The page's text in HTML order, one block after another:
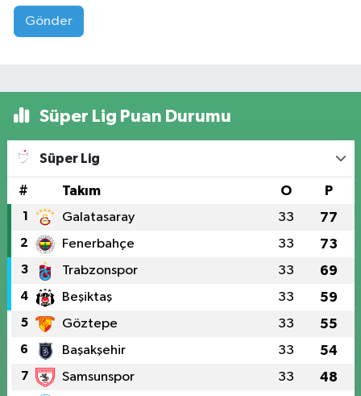
Gönder
Süper Lig Puan Durumu
Süper Lig
# Takım O P
1 Galatasaray 33 77
2 Fenerbahçe 33 73
3 Trabzonspor 33 69
4 Beşiktaş 33 59
5 Göztepe 33 55
6 Başakşehir 33 54
7 Samsunspor 33 48